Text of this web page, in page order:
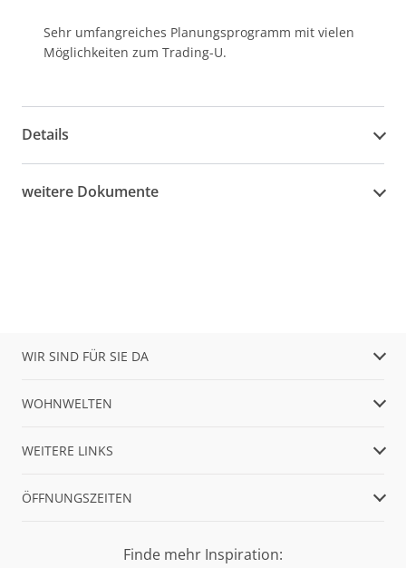
Sehr umfangreiches Planungsprogramm mit vielen
Möglichkeiten zum Trading-U.
Details
weitere Dokumente
WIR SIND FÜR SIE DA
WOHNWELTEN
WEITERE LINKS
ÖFFNUNGSZEITEN
Finde mehr Inspiration: